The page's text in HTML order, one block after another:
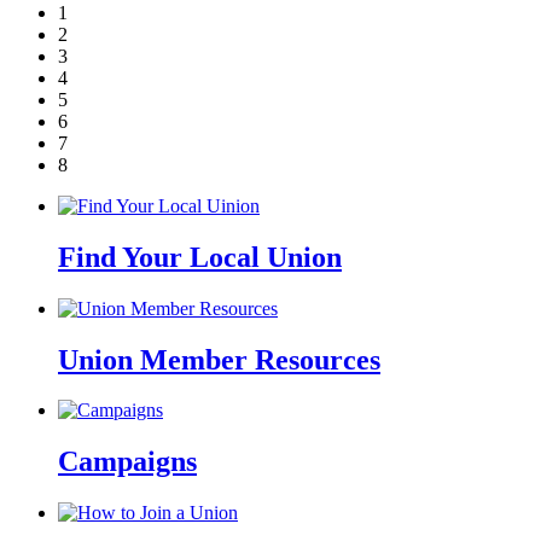
1
2
3
4
5
6
7
8
Find Your Local Union
Union Member Resources
Campaigns